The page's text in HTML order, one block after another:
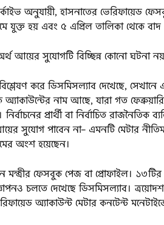
অনুযায়ী, হাসনাতের ভেরিফায়েড
যুক্ত হয় এবং ৫ এপ্রিল তালিকা থেকে বাদ
আয়ের সুযোগটি বিচ্ছিন্ন কোনো ঘটনা
বিশ্লেষণ করে ডিসমিসল্যাব দেখেছে,
নাম আছে, যারা গত
প্রার্থী বা নির্বাচিত রাজনৈতিক
সুযোগ পাবেন না– এমনটি মেটার
অংশ হয়েছেন।
ফেসবুক পেজ বা প্রোফাইল। ১৩টির
চলতে দেখেছে ডিসমিসল্যাব। ত্রয়োদশ
অ্যাকাউন্ট মেটার কনটেন্ট